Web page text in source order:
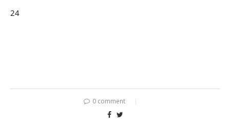
24
0 comment